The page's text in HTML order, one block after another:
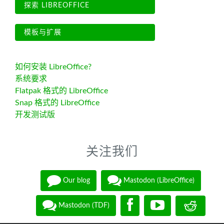
探索 LIBREOFFICE
模板与扩展
如何安装 LibreOffice?
系统要求
Flatpak 格式的 LibreOffice
Snap 格式的 LibreOffice
开发测试版
关注我们
Our blog Mastodon (LibreOffice)
Mastodon (TDF)